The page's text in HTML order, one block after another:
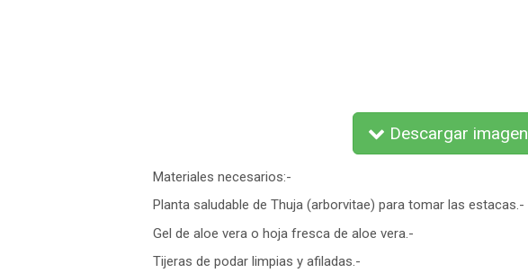
Descargar imagen
Materiales necesarios:-
Planta saludable de Thuja (arborvitae) para tomar las estacas.-
Gel de aloe vera o hoja fresca de aloe vera.-
Tijeras de podar limpias y afiladas.-